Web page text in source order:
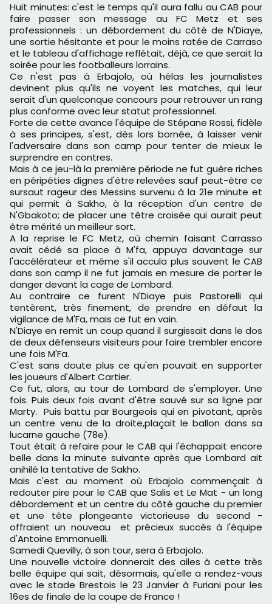
Huit minutes: c'est le temps qu'il aura fallu au CAB pour
faire passer son message au FC Metz et ses
professionnels : un débordement du côté de N'Diaye,
une sortie hésitante et pour le moins ratée de Carraso
et le tableau d'affichage reflétait, déjà, ce que serait la
soirée pour les footballeurs lorrains.
Ce n'est pas à Erbajolo, où hélas les journalistes
devinent plus qu'ils ne voyent les matches, qui leur
serait d'un quelconque concours pour retrouver un rang
plus conforme avec leur statut professionnel.
Forte de cette avance l'équipe de Stépane Rossi, fidèle
à ses principes, s'est, dès lors bornée, à laisser venir
l'adversaire dans son camp pour tenter de mieux le
surprendre en contres.
Mais à ce jeu-là la première période ne fut guère riches
en péripéties dignes d'être relevées sauf peut-être ce
sursaut rageur des Messins survenu à la 21e minute et
qui permit à Sakho, à la réception d'un centre de
N'Gbakoto; de placer une têtre croisée qui aurait peut
être mérité un meilleur sort.
A la reprise le FC Metz, où chemin faisant Carrasso
avait cédé sa place à M'fa, appuya davantage sur
l'accélérateur et même s'il accula plus souvent le CAB
dans son camp il ne fut jamais en mesure de porter le
danger devant la cage de Lombard.
Au contraire ce furent N'Diaye puis Pastorelli qui
tentèrent, très finement, de prendre en défaut la
vigilance de M'Fa, mais ce fut en vain.
N'Diaye en remit un coup quand il surgissait dans le dos
de deux défenseurs visiteurs pour faire trembler encore
une fois M'Fa.
C'est sans doute plus ce qu'en pouvait en supporter
les joueurs d'Albert Cartier.
Ce fut, alors, au tour de Lombard de s'employer. Une
fois. Puis deux fois avant d'être sauvé sur sa ligne par
Marty. Puis battu par Bourgeois qui en pivotant, après
un centre venu de la droite,plaçait le ballon dans sa
lucarne gauche (78e).
Tout était à refaire pour le CAB qui l'échappait encore
belle dans la minute suivante après que Lombard ait
anihilé la tentative de Sakho.
Mais c'est au moment où Erbajolo commençait à
redouter pire pour le CAB que Salis et Le Mat - un long
débordement et un centre du côté gauche du premier
et une tête plongeante victorieuse du second -
offraient un nouveau et précieux succès à l'équipe
d'Antoine Emmanuelli.
Samedi Quevilly, à son tour, sera à Erbajolo.
Une nouvelle victoire donnerait des ailes à cette très
belle équipe qui sait, désormais, qu'elle a rendez-vous
avec le stade Brestois le 23 Janvier à Furiani pour les
16es de finale de la coupe de France !